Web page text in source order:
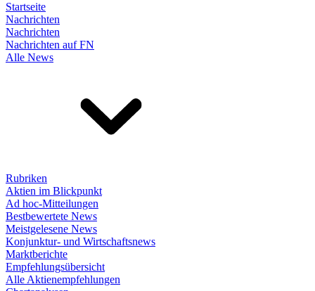
Startseite
Nachrichten
Nachrichten
Nachrichten auf FN
Alle News
Rubriken
Aktien im Blickpunkt
Ad hoc-Mitteilungen
Bestbewertete News
Meistgelesene News
Konjunktur- und Wirtschaftsnews
Marktberichte
Empfehlungsübersicht
Alle Aktienempfehlungen